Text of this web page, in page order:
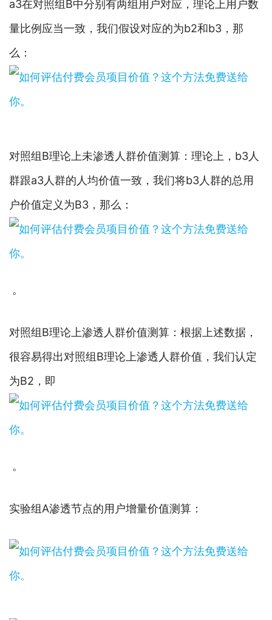
a3在对照组B中分别有两组用户对应，理论上用户数
量比例应当一致，我们假设对应的为b2和b3，那
么：
对照组B理论上未渗透人群价值测算：理论上，b3人
群跟a3人群的人均价值一致，我们将b3人群的总用
户价值定义为B3，那么：
。
对照组B理论上渗透人群价值测算：根据上述数据，
很容易得出对照组B理论上渗透人群价值，我们认定
为B2，即
。
实验组A渗透节点的用户增量价值测算：